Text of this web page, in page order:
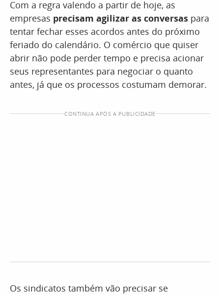
Com a regra valendo a partir de hoje, as
empresas precisam agilizar as conversas para
tentar fechar esses acordos antes do próximo
feriado do calendário. O comércio que quiser
abrir não pode perder tempo e precisa acionar
seus representantes para negociar o quanto
antes, já que os processos costumam demorar.
CONTINUA APÓS A PUBLICIDADE
Os sindicatos também vão precisar se